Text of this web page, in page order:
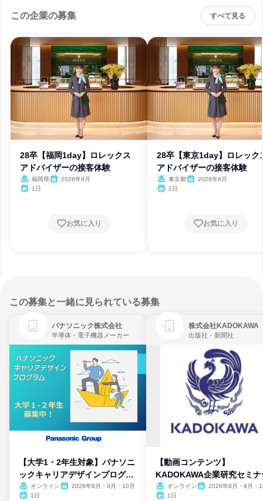
この企業の募集 すべて見る
28卒【福岡1day】ロレックス
アドバイザーの接客体験
福岡県
2026年8月
1日
お気に入り
28卒【東京1day】ロレック
アドバイザーの接客体験
東京都
2026年8月
1日
お気に入り
この募集と一緒に見られている募集
パナソニック株式会社
半導体・電子機器メーカー
【大学1・2年生対象】パナソニ
ックキャリアデザインプログラ
ム
オンライン
2026年8月・9月・10月
1日
株式会社KADOKAWA
出版社・新聞社
【動画コンテンツ】
KADOKAWA企業研究セミナ
オンライン
2026年8月・9月・
1日